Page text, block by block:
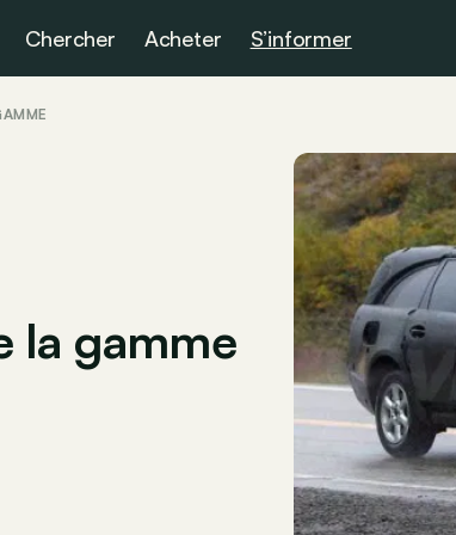
Chercher Acheter S’informer
la gamme